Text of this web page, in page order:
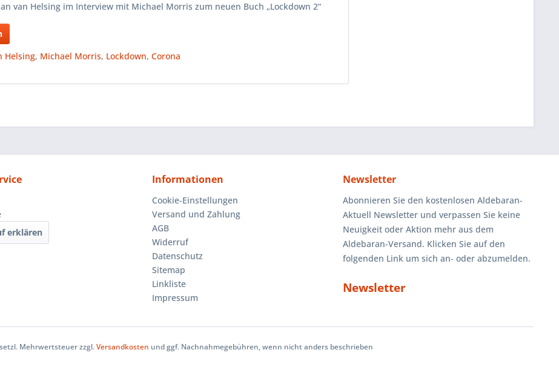
van Helsing im Interview mit Michael Morris zum neuen Buch „Lockdown 2“
Helsing, Michael Morris, Lockdown,Corona
erklären
Informationen
Cookie-Einstellungen
Versand und Zahlung
AGB
Widerruf
Datenschutz
Sitemap
Linkliste
Impressum
Newsletter
Abonnieren Sie den kostenlosen Aldebaran-
Aktuell Newsletter und verpassen Sie keine
Neuigkeit oder Aktion mehr aus dem
Aldebaran-Versand. Klicken Sie auf den
folgenden Link um sich an- oder abzumelden.
Newsletter
Mehrwertsteuer zzgl.Versandkosten und ggf. Nachnahmegebühren, wenn nicht anders beschrieben